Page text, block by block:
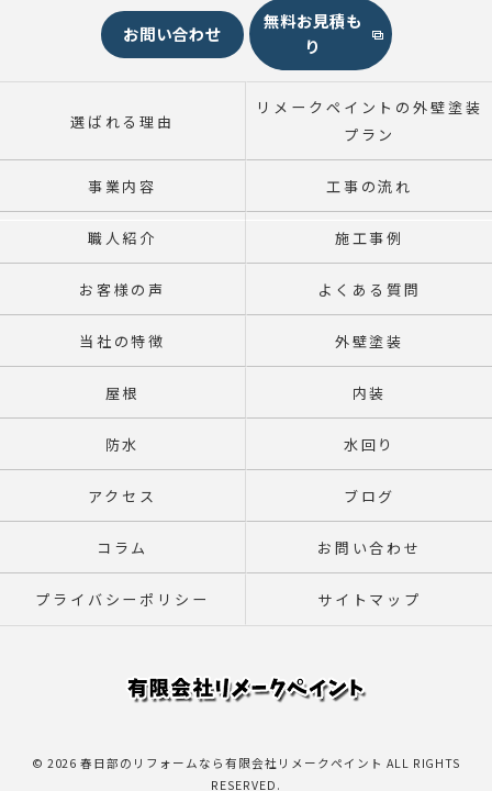
お問い合わせ
無料お見積も
り
選ばれる理由
リメークペイントの外壁塗装
プラン
事業内容 工事の流れ
職人紹介 施工事例
お客様の声 よくある質問
当社の特徴 外壁塗装
屋根 内装
防水 水回り
アクセス ブログ
コラム お問い合わせ
プライバシーポリシー サイトマップ
© 2026 春日部のリフォームなら有限会社リメークペイント ALL RIGHTS
RESERVED.